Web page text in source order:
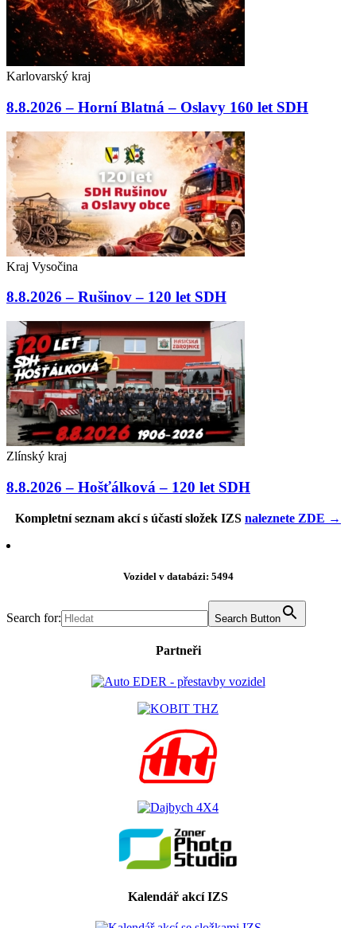
Karlovarský kraj
8.8.2026 – Horní Blatná – Oslavy 160 let SDH
Kraj Vysočina
8.8.2026 – Rušinov – 120 let SDH
Zlínský kraj
8.8.2026 – Hošťálková – 120 let SDH
Kompletní seznam akcí s účastí složek IZS naleznete ZDE →
Vozidel v databázi: 5494
Search for: Search Button
Partneři
Kalendář akcí IZS